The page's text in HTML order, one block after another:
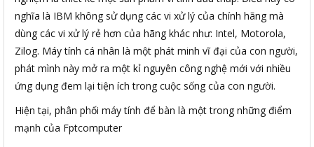
nghĩa là IBM không sử dụng các vi xử lý của chính hãng mà
dùng các vi xử lý rẻ hơn của hãng khác như: Intel, Motorola,
Zilog. Máy tính cá nhân là một phát minh vĩ đại của con người,
phát mình này mở ra một kỉ nguyên công nghệ mới với nhiều
ứng dụng đem lại tiện ích trong cuộc sống của con người.
Hiện tại, phân phối máy tính để bàn là một trong những điểm
mạnh của Fptcomputer